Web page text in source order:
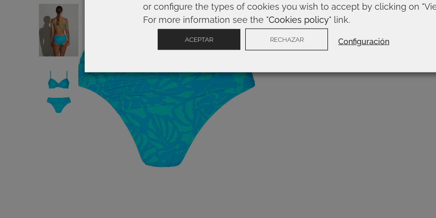
or configure the types of cookies you wish to accept by clicking on
For more information see the "Cookies policy" link.
ACEPTAR RECHAZAR Configuración